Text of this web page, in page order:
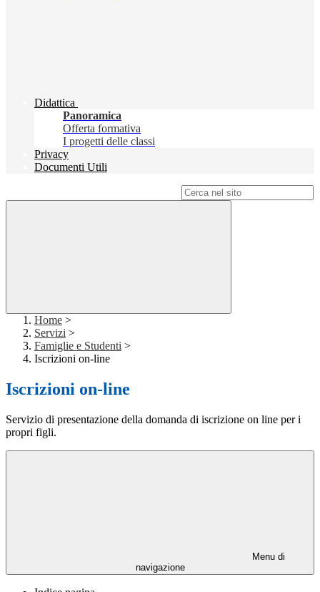
Didattica
Panoramica
Offerta formativa
I progetti delle classi
Privacy
Documenti Utili
Home >
Servizi >
Famiglie e Studenti >
Iscrizioni on-line
Iscrizioni on-line
Servizio di presentazione della domanda di iscrizione on line per i
propri figli.
Menu di
navigazione